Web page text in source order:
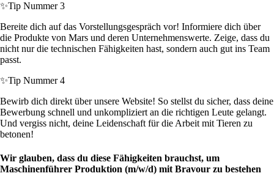
✨Tip Nummer 3
Bereite dich auf das Vorstellungsgespräch vor! Informiere dich über
die Produkte von Mars und deren Unternehmenswerte. Zeige, dass du
nicht nur die technischen Fähigkeiten hast, sondern auch gut ins Team
passt.
✨Tip Nummer 4
Bewirb dich direkt über unsere Website! So stellst du sicher, dass deine
Bewerbung schnell und unkompliziert an die richtigen Leute gelangt.
Und vergiss nicht, deine Leidenschaft für die Arbeit mit Tieren zu
betonen!
Wir glauben, dass du diese Fähigkeiten brauchst, um
Maschinenführer Produktion (m/w/d) mit Bravour zu bestehen